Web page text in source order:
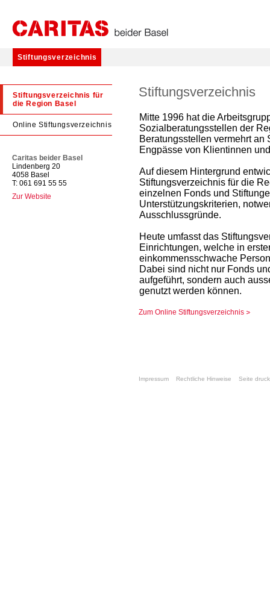
Stiftungsverzeichnis
Stiftungsverzeichnis für
die Region Basel
Online Stiftungsverzeichnis
Caritas beider Basel
Lindenberg 20
4058 Basel
T: 061 691 55 55
Zur Website
Stiftungsverzeichnis
Mitte 1996 hat die
Sozialberatungsstellen der
Beratungsstellen vermehrt an
Engpässe von Klientinnen
Auf diesem Hintergrund
Stiftungsverzeichnis für die
einzelnen Fonds und
Unterstützungskriterien,
Ausschlussgründe.
Heute umfasst das
Einrichtungen, welche in
einkommensschwache
Dabei sind nicht nur Fonds
aufgeführt, sondern auch
genutzt werden können.
Zum Online Stiftungsverzeichnis
Impressum Rechtliche Hinweise Seite